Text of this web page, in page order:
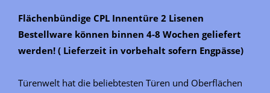
Flächenbündige CPL Innentüre 2 Lisenen
Bestellware können binnen 4-8 Wochen geliefert
werden! ( Lieferzeit in vorbehalt sofern Engpässe)
Türenwelt hat die beliebtesten Türen und Oberflächen